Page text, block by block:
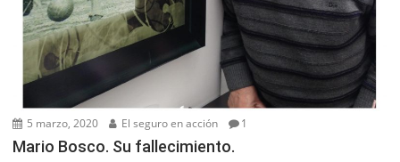
5 marzo, 2020 El seguro en acción 1
Mario Bosco. Su fallecimiento.